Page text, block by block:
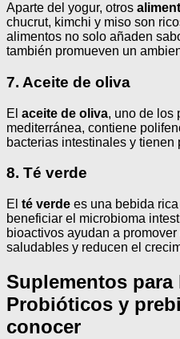
Aparte del yogur, otros
chucrut, kimchi y miso son
alimentos no solo añaden
también promueven un
7. Aceite de oliva
El aceite de oliva, uno de los
mediterránea, contiene
bacterias intestinales y
8. Té verde
El té verde es una bebida
beneficiar el microbioma
bioactivos ayudan a
saludables y reducen el
Suplementos
Probióticos y
conocer